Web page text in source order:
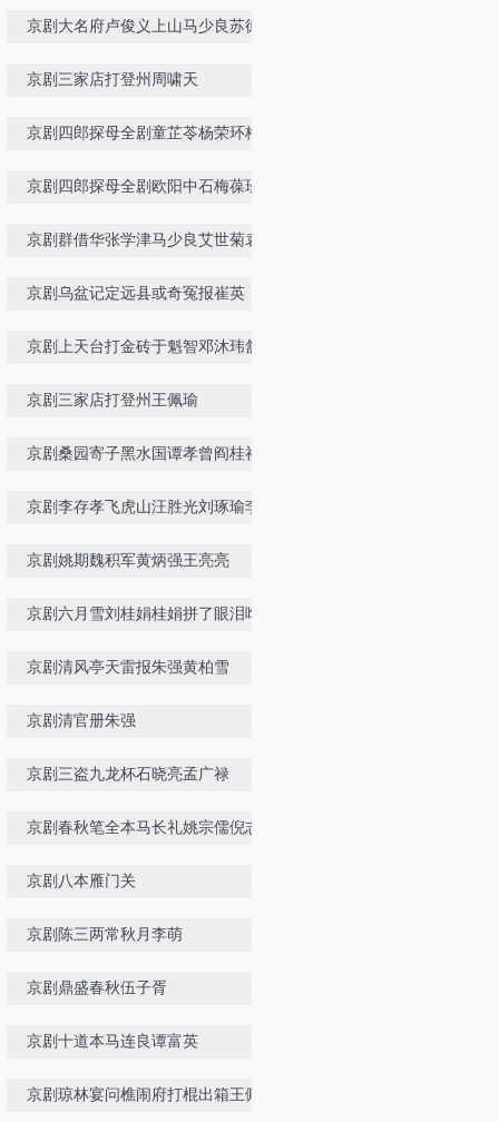
京剧大名府卢俊义上山马少良苏德贵
京剧三家店打登州周啸天
京剧四郎探母全剧童芷苓杨荣环梅葆
京剧四郎探母全剧欧阳中石梅葆玖杨
京剧群借华张学津马少良艾世菊袁世
京剧乌盆记定远县或奇冤报崔英
京剧上天台打金砖于魁智邓沐玮舒桐
京剧三家店打登州王佩瑜
京剧桑园寄子黑水国谭孝曾阎桂祥
京剧李存孝飞虎山汪胜光刘琢瑜李佳
京剧姚期魏积军黄炳强王亮亮
京剧六月雪刘桂娟桂娟拼了眼泪哗哗
京剧清风亭天雷报朱强黄柏雪
京剧清官册朱强
京剧三盗九龙杯石晓亮孟广禄
京剧春秋笔全本马长礼姚宗儒倪志斌
京剧八本雁门关
京剧陈三两常秋月李萌
京剧鼎盛春秋伍子胥
京剧十道本马连良谭富英
京剧琼林宴问樵闹府打棍出箱王佩瑜